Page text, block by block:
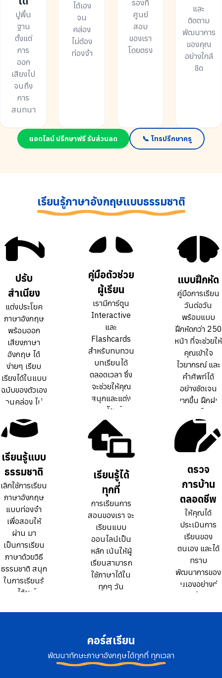
ปูพื้น
ฐาน
ตั้งแต่
การ
ออก
เสียงไป
จนถึง
การ
สนทนา
ได้เอง
จน
คล่อง
ไม่ต้อง
ท่องจำ
รองที่
ศูนย์
สอบ
ของเรา
โดยตรง
และ
ติดตาม
พัฒนาการ
ของคุณ
อย่างใกล้
ชิด
แอดไลน์ ปรึกษาฟรี รับส่วนลด 📞 โทรปรึกษาครู
เรียนรู้ภาษาอังกฤษแบบธรรมชาติ
ปรับ
สำเนียง
แต่งประโยค
ภาษาอังกฤษ
พร้อมออก
เสียงภาษา
อังกฤษ ได้
ง่ายๆ เรียบ
เรียงได้ในแบบ
ฉบับของตัวเอง
จนคล่อง ไม่
เนียงเป๊ะ
ปรับ
สำเนียง
แต่งประโยค
ภาษาอังกฤษ
พร้อมออก
เสียงภาษา
อังกฤษ ได้
ง่ายๆ เรียบ
เรียงได้ในแบบ
ฉบับของตัวเอง
จนคล่อง ไม่
เนียงเป๊ะ
คู่มือตัวช่วย
ผู้เรียน
เรามีการ์ตูน
Interactive
และ
Flashcards
สำหรับทบทวน
บทเรียนได้
ตลอดเวลา ซึ่ง
จะช่วยให้คุณ
สนุกและแต่ง
ประโยคได้
คล่องขึ้นกว่า
การเรียน
ธรรมดา 10
เท่า
คู่มือตัวช่วย
ผู้เรียน
เรามีการ์ตูน
Interactive
และ
Flashcards
สำหรับทบทวน
บทเรียนได้
ตลอดเวลา ซึ่ง
จะช่วยให้คุณ
สนุกและแต่ง
ประโยคได้
คล่องขึ้นกว่า
การเรียน
ธรรมดา 10
เท่า
แบบฝึกหัด
คู่มือการเรียน
วันต่อวัน
พร้อมแบบ
ฝึกหัดกว่า 250
หน้า ที่จะช่วยให้
คุณเข้าใจ
ไวยากรณ์ และ
คำศัพท์ได้
อย่างชัดเจน
มากขึ้น ฝึกฝน
ที่
แบบฝึกหัด
คู่มือการเรียน
วันต่อวัน
พร้อมแบบ
ฝึกหัดกว่า 250
หน้า ที่จะช่วยให้
คุณเข้าใจ
ไวยากรณ์ และ
คำศัพท์ได้
อย่างชัดเจน
มากขึ้น ฝึกฝน
ที่
เรียนรู้แบบ
ธรรมชาติ
เลิกใช้การเรียน
ภาษาอังกฤษ
แบบท่องจำ
เพื่อสอบให้
ผ่าน มา
เป็นการเรียน
ภาษาด้วยวิธี
ธรรมชาติ สนุก
ในการเรียนรู้
และได้ผลใน
เรียนรู้แบบ
ธรรมชาติ
เลิกใช้การเรียน
ภาษาอังกฤษ
แบบท่องจำ
เพื่อสอบให้
ผ่าน มา
เป็นการเรียน
ภาษาด้วยวิธี
ธรรมชาติ สนุก
ในการเรียนรู้
และได้ผลใน
เรียนรู้ได้
ทุกที่
การเรียนการ
สอนของเรา จะ
เรียนแบบ
ออนไลน์เป็น
หลัก เน้นให้ผู้
เรียนสามารถ
ใช้ภาษาได้ใน
ทุกๆ วัน
เรียนรู้ได้
ทุกที่
การเรียนการ
สอนของเรา จะ
เรียนแบบ
ออนไลน์เป็น
หลัก เน้นให้ผู้
เรียนสามารถ
ใช้ภาษาได้ใน
ทุกๆ วัน
ตรวจ
การบ้าน
ตลอดชีพ
ให้คุณได้
ประเมินการ
เรียนของ
ตนเอง และได้
ทราบ
พัฒนาการของ
ตนเองอย่างต่อ
เนื่อง
ตรวจ
การบ้าน
ตลอดชีพ
ให้คุณได้
ประเมินการ
เรียนของ
ตนเอง และได้
ทราบ
พัฒนาการของ
ตนเองอย่างต่อ
เนื่อง
คอร์สเรียน
พัฒนาทักษะภาษาอังกฤษได้ทุกที่ ทุกเวลา